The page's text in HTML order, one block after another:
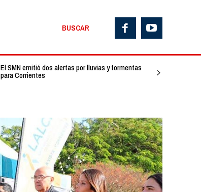
BUSCAR
El SMN emitió dos alertas por lluvias y tormentas
para Corrientes